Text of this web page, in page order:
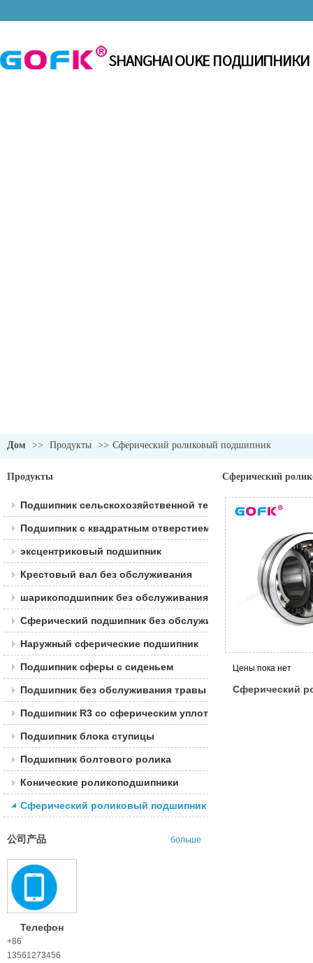
Дом >> Продукты >> Сферический роликовый подшипник
Продукты
Подшипник сельскохозяйственной техники
Подшипник с квадратным отверстием
эксцентриковый подшипник
Крестовый вал без обслуживания
шарикоподшипник без обслуживания
Сферический подшипник без обслуживания
Наружный сферические подшипник
Подшипник сферы с сиденьем
Подшипник без обслуживания травы
Подшипник R3 со сферическим уплотнением
Подшипник блока ступицы
Подшипник болтового ролика
Конические роликоподшипники
Сферический роликовый подшипник
公司产品 больше
Телефон
+86
13561273456
Сферический
Цены пока нет
Сферический